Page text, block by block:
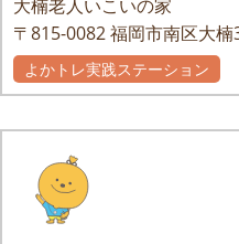
大楠老人いこいの家
〒815-0082福岡市南区大楠
よかトレ実践ステーション